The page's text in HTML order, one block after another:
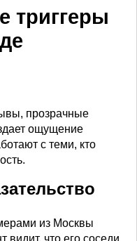
триггеры
прозрачные
ощущение
с теми, кто
из Москвы
видит, что его соседи